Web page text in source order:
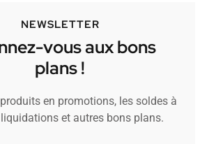
NEWSLETTER
vous aux bons
plans !
en promotions, les soldes à
et autres bons plans.